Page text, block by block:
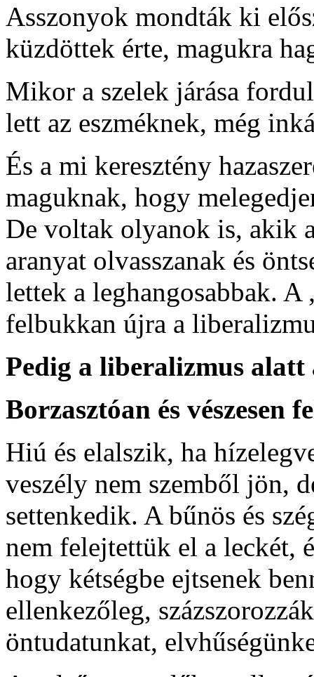
Asszonyok mondták ki
küzdöttek érte, magukra
Mikor a szelek járása
lett az eszméknek, még
És a mi keresztény
maguknak, hogy
De voltak olyanok is, akik
aranyat olvasszanak és
lettek a leghangosabbak. A
felbukkan újra a
Pedig a liberalizmus
Borzasztóan és vészesen
Hiú és elalszik, ha
veszély nem szemből jön,
settenkedik. A bűnös és
nem felejtettük el a leckét,
hogy kétségbe ejtsenek
ellenkezőleg,
öntudatunkat,